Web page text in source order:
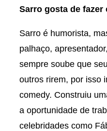
Sarro gosta de
Sarro é humorista,
palhaço,
sempre soube que
outros rirem, por isso
comedy. Construiu
a oportunidade de
celebridades como